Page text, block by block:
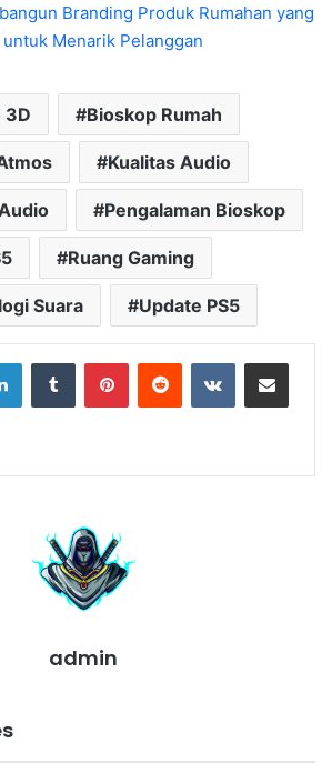
Branding Produk Rumahan yang
Menarik Pelanggan
3D Bioskop Rumah
Kualitas Audio
Pengalaman Bioskop
Ruang Gaming
Suara Update PS5
LinkedInTumblr PinterestReddit VKontakteShare via Email
admin